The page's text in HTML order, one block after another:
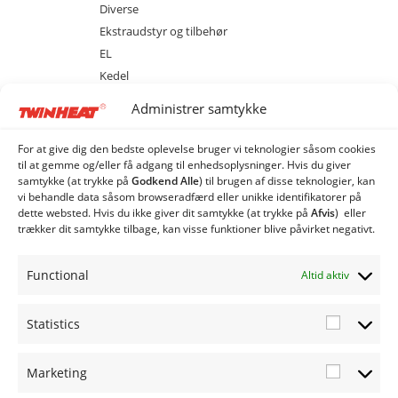
Administrer samtykke
For at give dig den bedste oplevelse bruger vi teknologier såsom cookies
til at gemme og/eller få adgang til enhedsoplysninger. Hvis du giver
samtykke (at trykke på Godkend Alle) til brugen af ​​disse teknologier, kan
vi behandle data såsom browseradfærd eller unikke identifikatorer på
dette websted. Hvis du ikke giver dit samtykke (at trykke på Afvis) eller
trækker dit samtykke tilbage, kan visse funktioner blive påvirket negativt.
Functional Altid aktiv
Statistics
Marketing
Diverse
Ekstraudstyr og tilbehør
EL
Kedel
MCS 20 med cellesluse
MCS 40 med cellesluse
MCS 80 med cellesluse
ME 20 med spjældhus
ME 40 med spjældhus
Industri Anlæg